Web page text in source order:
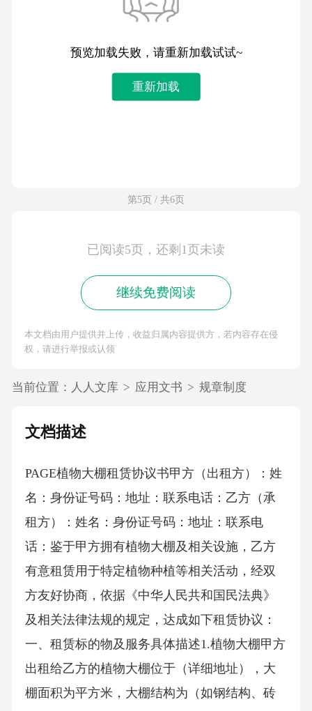
预览加载失败，请重新加载试试~
重新加载
第5页 / 共6页
已阅读5页，还剩1页未读
继续免费阅读
本文档由用户提供并上传，收益归属内容提供方，若内容存在侵
权，请进行举报或认领
当前位置： 人人文库 > 应用文书 > 规章制度
文档描述
PAGE植物大棚租赁协议书 甲方（出租方）：姓
名：身份证号码：地址：联系电话：乙方（承
租方）：姓名：身份证号码：地址：联系电
话：鉴于甲方拥有植物大棚及相关设施，乙方
有意租赁用于特定植物种植等相关活动，经双
方友好协商，依据《中华人民共和国民法典》
及相关法律法规的规定，达成如下租赁协议：
一、租赁标的物及服务具体描述1.植物大棚甲方
出租给乙方的植物大棚位于（详细地址），大
棚面积为平方米，大棚结构为（如钢结构、砖